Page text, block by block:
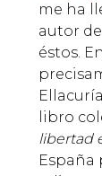
me ha
autor
éstos.
libro
libertad
España